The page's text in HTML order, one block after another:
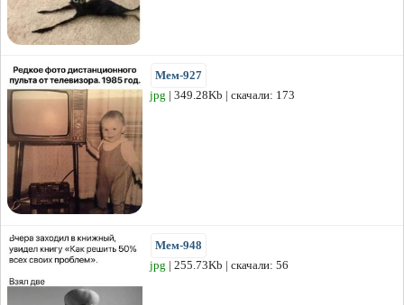
Мем-927
jpg | 349.28Kb | скачали: 173
Мем-948
jpg | 255.73Kb | скачали: 56